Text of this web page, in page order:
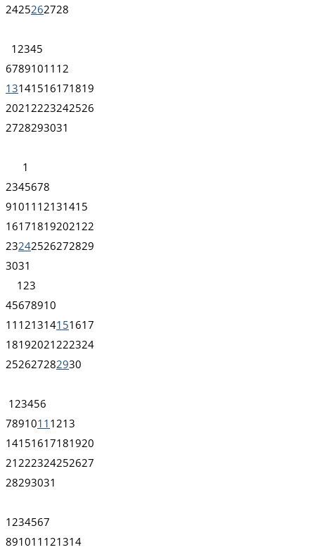
2425262728
1 2345
67891011 12
13141516171819
2021 2223242526
2728293031
1
2345678
91011 12131415
161718192021 22
23242526272829
3031
1 23
45678910
11 121314151617
18192021 222324
252627282930
1 23456
7891011 1213
14151617181920
21 222324252627
28293031
1 234567
891011 121314